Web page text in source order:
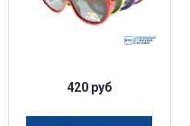
420 руб